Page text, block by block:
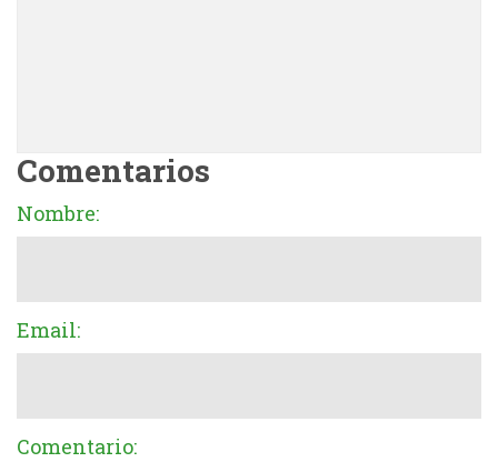
Comentarios
Nombre:
Email:
Comentario: